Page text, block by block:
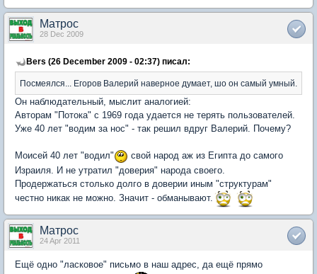
Матрос
28 Dec 2009
Bers (26 December 2009 - 02:37) писал:
Посмеялся... Егоров Валерий наверное думает, шо он самый умный.
Он наблюдательный, мыслит аналогией:
Авторам "Потока" с 1969 года удается не терять пользователей.
Уже 40 лет "водим за нос" - так решил вдруг Валерий. Почему?
Моисей 40 лет "водил"
свой народ аж из Египта до самого
Израиля. И не утратил "доверия" народа своего.
Продержаться столько долго в доверии иным "структурам"
честно никак не можно. Значит - обманывают.
Матрос
24 Apr 2011
Ещё одно "ласковое" письмо в наш адрес, да ещё прямо